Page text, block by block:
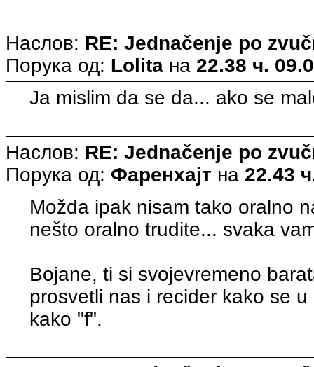
Наслов: RE: Jednačenje po
Порука од: Lolita на 22.38 ч.
Ja mislim da se da... ako se
Наслов: RE: Jednačenje po
Порука од: Фаренхајт на 22.43
Možda ipak nisam tako oralno
nešto oralno trudite... svaka
Bojane, ti si svojevremeno
prosvetli nas i recider kako se
kako "f".